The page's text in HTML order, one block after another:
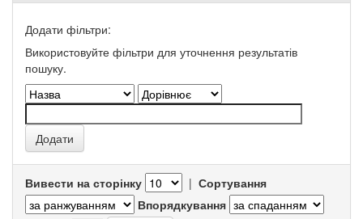
Додати фільтри:
Використовуйте фільтри для уточнення результатів
пошуку.
Вивести на сторінку | Сортування
Впорядкування